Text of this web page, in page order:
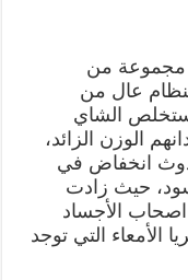
مجموعة من
عال من
الشاي
الوزن الزائد،
انخفاض في
حيث زادت
اصحاب الأجساد
الأمعاء التي توجد